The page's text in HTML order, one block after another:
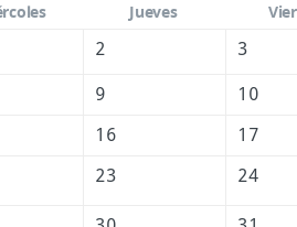
Jueves
2 3
9 10
16 17
23 24